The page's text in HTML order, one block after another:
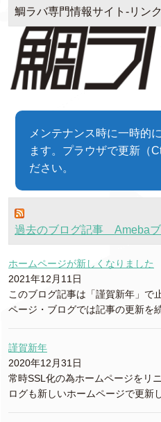
鯛ラバ専門情報サイト-リンク
メンテナンス時に一時的
ます。プラウザで更新（
ださい。
過去のブログ記事 Ameba
ホームページが新しくなりました
2021年12月11日
このブログ記事は「謹賀新年」で
ページ・ブログでは記事の更新
謹賀新年
2020年12月31日
常時SSL化の為ホームページをリ
ログも新しいホームページで更新